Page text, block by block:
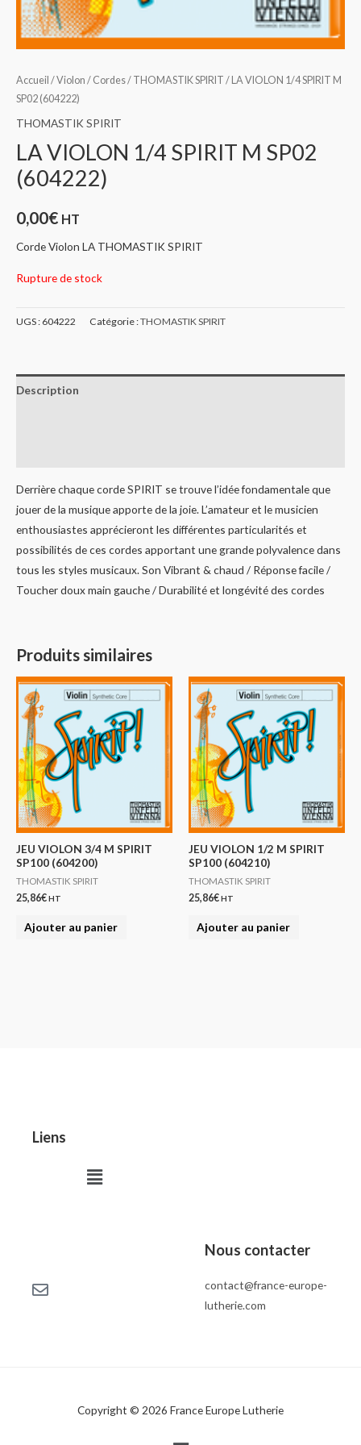
Accueil /Violon / Cordes/ THOMASTIK SPIRIT / LA VIOLON 1/4 SPIRIT M
SP02 (604222)
THOMASTIK SPIRIT
LA VIOLON 1/4 SPIRIT M SP02
(604222)
0,00€ HT
Corde Violon LA THOMASTIK SPIRIT
Rupture de stock
UGS : 604222 Catégorie :THOMASTIK SPIRIT
Description
Derrière chaque corde SPIRIT se trouve l’idée fondamentale que
jouer de la musique apporte de la joie. L’amateur et le musicien
enthousiastes apprécieront les différentes particularités et
possibilités de ces cordes apportant une grande polyvalence dans
tous les styles musicaux. Son Vibrant & chaud / Réponse facile /
Toucher doux main gauche / Durabilité et longévité des cordes
Produits similaires
JEU VIOLON 3/4 M SPIRIT
SP100 (604200)
THOMASTIK SPIRIT
25,86€HT
Ajouter au panier
JEU VIOLON 1/2 M SPIRIT
SP100 (604210)
THOMASTIK SPIRIT
25,86€HT
Ajouter au panier
Liens
Menu
Nous contacter
contact@france-europe-
lutherie.com
Copyright © 2026 France Europe Lutherie